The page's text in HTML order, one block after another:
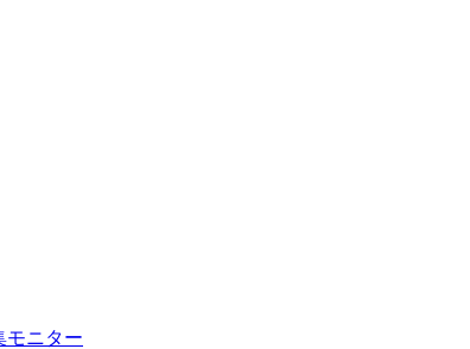
モニター